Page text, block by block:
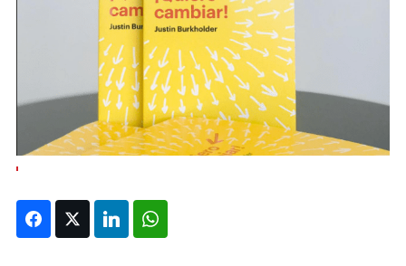
FacebookTwitter LinkedIn